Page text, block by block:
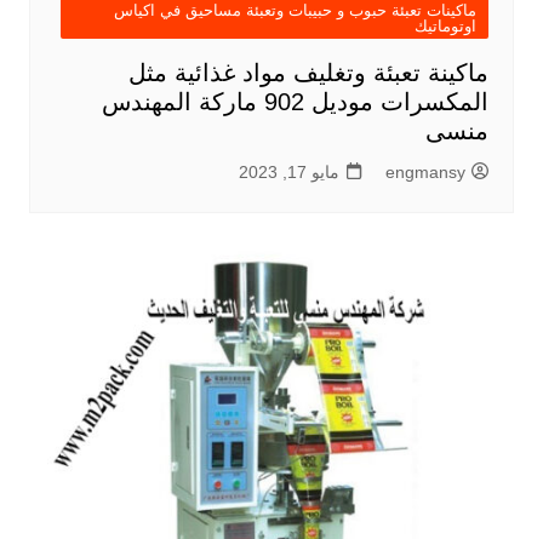
ماكينات تعبئة حبوب و حبيبات وتعبئة مساحيق في اكياس
اوتوماتيك
ماكينة تعبئة وتغليف مواد غذائية مثل
المكسرات موديل 902 ماركة المهندس
منسى
engmansy مايو 17, 2023